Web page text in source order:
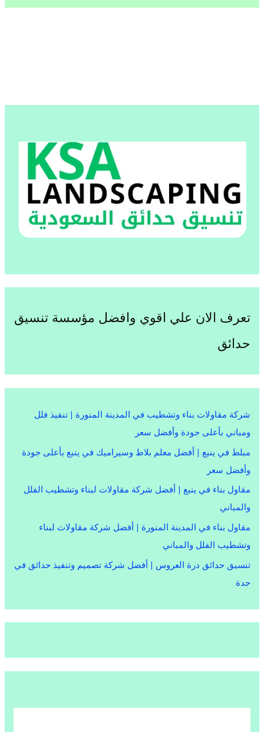
تعرف الان علي اقوي وافضل مؤسسة تنسيق
حدائق
شركة مقاولات بناء وتشطيب في المدينة المنورة | تنفيذ فلل
ومباني بأعلى جودة وأفضل سعر
مبلط في ينبع | أفضل معلم بلاط وسيراميك في ينبع بأعلى جودة
وأفضل سعر
مقاول بناء في ينبع | أفضل شركة مقاولات لبناء وتشطيب الفلل
والمباني
مقاول بناء في المدينة المنورة | أفضل شركة مقاولات لبناء
وتشطيب الفلل والمباني
تنسيق حدائق درة العروس | أفضل شركة تصميم وتنفيذ حدائق في
جدة